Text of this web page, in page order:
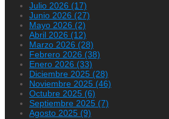
Julio 2026 (17)
Junio 2026 (27)
Mayo 2026 (2)
Abril 2026 (12)
Marzo 2026 (28)
Febrero 2026 (38)
Enero 2026 (33)
Diciembre 2025 (28)
Noviembre 2025 (46)
Octubre 2025 (6)
Septiembre 2025 (7)
Agosto 2025 (9)